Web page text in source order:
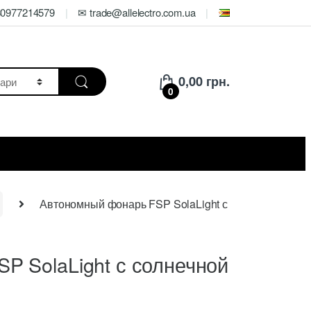
✉ trade@allelectro.com.ua
0
0,00 грн.
Автономный фонарь FSP SolaLight с
SolaLight с солнечной